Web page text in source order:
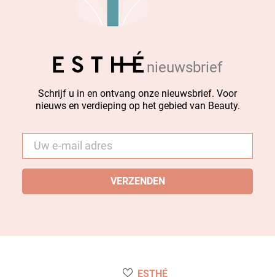
nieuwsbrief
Schrijf u in en ontvang onze nieuwsbrief. Voor
nieuws en verdieping op het gebied van Beauty.
mail *
ESTHÉ